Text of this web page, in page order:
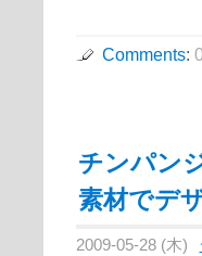
Comments: 0
チンパン
素材でデ
2009-05-28 (木)